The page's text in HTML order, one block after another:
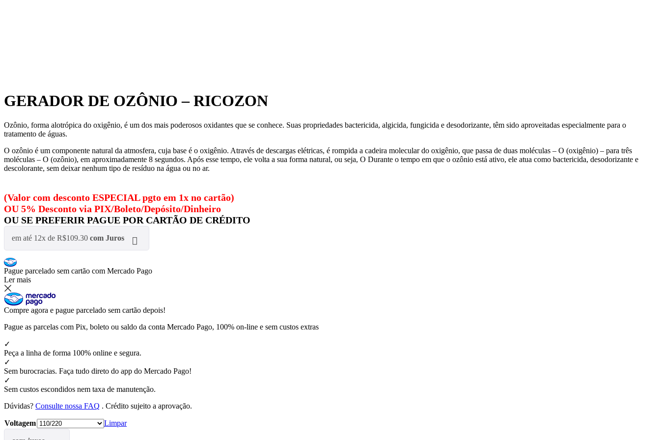
GERADOR DE OZÔNIO – RICOZON
Ozônio, forma alotrópica do oxigênio, é um dos mais poderosos oxidantes que se conhece. Suas propriedades bactericida, algicida, fungicida e desodorizante, têm sido aproveitadas especialmente para o
tratamento de águas.
O ozônio é um componente natural da atmosfera, cuja base é o oxigênio. Através de descargas elétricas, é rompida a cadeira molecular do oxigênio, que passa de duas moléculas – O (oxigênio) – para três
moléculas – O (ozônio), em aproximadamente 8 segundos. Após esse tempo, ele volta a sua forma natural, ou seja, O Durante o tempo em que o ozônio está ativo, ele atua como bactericida, desodorizante e
descolorante, sem deixar nenhum tipo de resíduo na água ou no ar.
(Valor com desconto ESPECIAL pgto em 1x no cartão)
OU 5% Desconto via PIX/Boleto/Depósito/Dinheiro
OU SE PREFERIR PAGUE POR CARTÃO DE CRÉDITO
em até 12x de R$109.30 com Juros
Pague parcelado sem cartão com Mercado Pago
Ler mais
Compre agora e pague parcelado sem cartão depois!
Pague as parcelas com Pix, boleto ou saldo da conta Mercado Pago, 100% on-line e sem custos extras
✓
Peça a linha de forma 100% online e segura.
✓
Sem burocracias. Faça tudo direto do app do Mercado Pago!
✓
Sem custos escondidos nem taxa de manutenção.
Dúvidas? Consulte nossa FAQ . Crédito sujeito a aprovação.
Voltagem Limpar